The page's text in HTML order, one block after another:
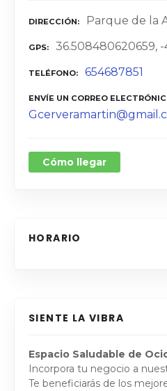
DIRECCIÓN Parque de la
GPS 36.508480620659,
TELÉFONO 654687851
ENVÍE UN CORREO
Cómo llegar
HORARIO
SIENTE LA VIBRA
Espacio Saludable de
Incorpora tu negocio a
Te beneficiarás de los